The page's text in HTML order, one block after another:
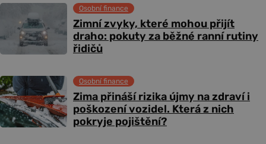
Zimní zvyky, které mohou přijít
draho: pokuty za běžné ranní rutiny
řidičů
Osobní finance
Zima přináší rizika újmy na zdraví i
poškození vozidel. Která z nich
pokryje pojištění?
Osobní finance